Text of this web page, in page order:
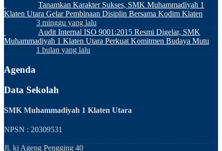
Tanamkan Karakter Sukses, SMK Muhammadiyah 1
Klaten Utara Gelar Pembinaan Disiplin Bersama Kodim Klaten
3 minggu yang lalu
Audit Internal ISO 9001:2015 Resmi Digelar, SMK
Muhammadiyah 1 Klaten Utara Perkuat Komitmen Budaya Mutu
1 bulan yang lalu
Agenda
Data Sekolah
SMK Muhammadiyah 1 Klaten Utara
NPSN : 20309531
Jl. ki Ageng Pengging 40